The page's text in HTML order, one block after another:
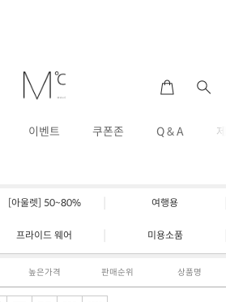
이벤트 쿠폰존 Q & A
[아울렛] 50~80% 여행용
프라이드 웨어 미용소품
높은가격 판매순위 상품명